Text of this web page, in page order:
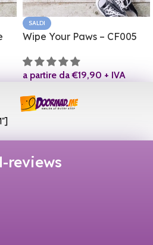
SALDI
Wipe Your Paws – CF005
a partire da€19,90 + IVA
reviews